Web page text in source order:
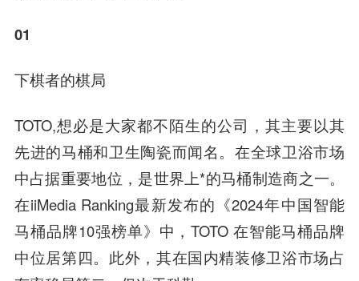
01
下棋者的棋局
TOTO,想必是大家都不陌生的公司，其主要以其
先进的马桶和卫生陶瓷而闻名。在全球卫浴市场
中占据重要地位，是世界上*的马桶制造商之一。
在iiMedia Ranking最新发布的《2024年中国智能
马桶品牌10强榜单》中，TOTO 在智能马桶品牌
中位居第四。此外，其在国内精装修卫浴市场占